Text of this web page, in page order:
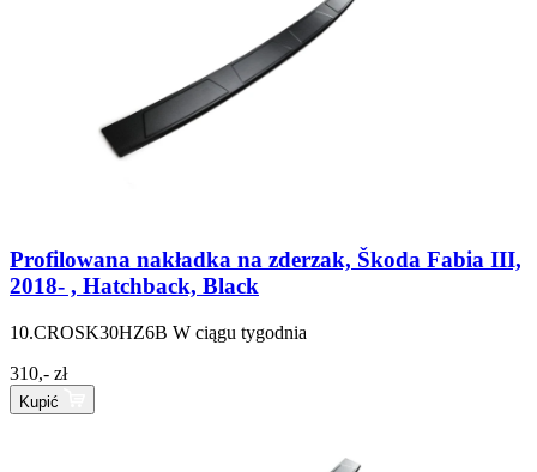
Profilowana nakładka na zderzak, Škoda Fabia III,
2018- , Hatchback, Black
10.CROSK30HZ6B W ciągu tygodnia
310,- zł
Kupić